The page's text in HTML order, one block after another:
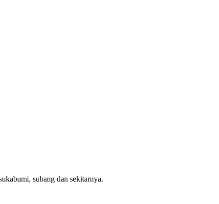
subang dan sekitarnya.